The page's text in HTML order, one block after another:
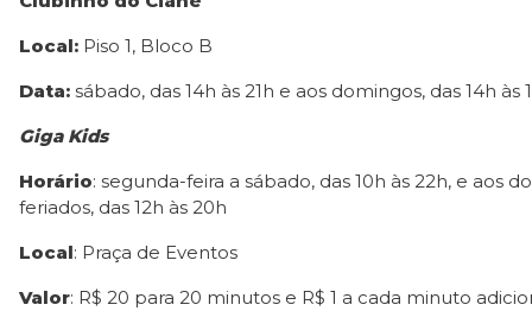
Local: Piso 1, Bloco B
Data: sábado, das 14h às 21h e aos domingos, das 14h às
Giga Kids
Horário: segunda-feira a sábado, das 10h às 22h, e aos
feriados, das 12h às 20h
Local: Praça de Eventos
Valor: R$ 20 para 20 minutos e R$ 1 a cada minuto